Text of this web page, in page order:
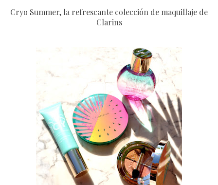
Cryo Summer, la refrescante colección de maquillaje de
Clarins